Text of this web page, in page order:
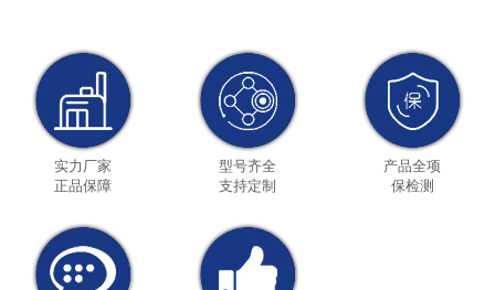
实力厂家
正品保障
型号齐全
支持定制
产品全项
保检测